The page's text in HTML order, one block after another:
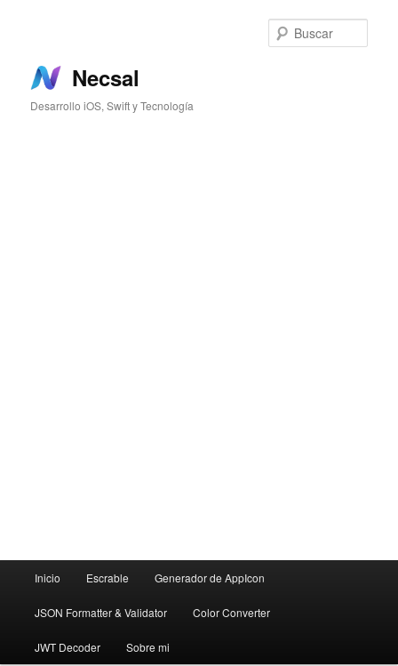
principal
Necsal
Desarrollo iOS, Swift y Tecnología
Inicio Escrable Generador de AppIcon
JSON Formatter & Validator Color Converter
JWT Decoder Sobre mi